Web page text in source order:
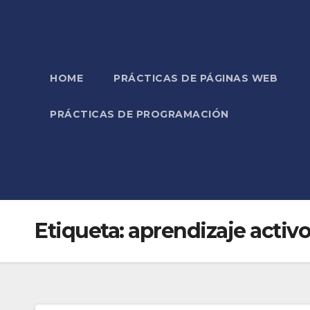
HOME PRÁCTICAS DE PÁGINAS WEB
PRÁCTICAS DE PROGRAMACIÓN
Etiqueta:aprendizaje activo